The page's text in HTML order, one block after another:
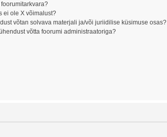
ei ole X võimalust?
võtan solvava materjali ja/või juriidilise küsimuse osas?
võtta foorumi administraatoriga?